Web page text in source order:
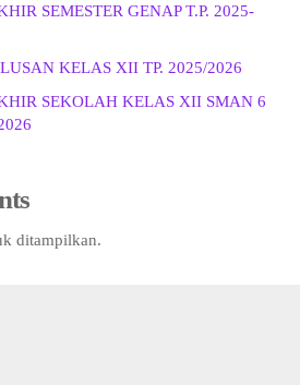
SEMESTER GENAP T.P. 2025-
KELAS XII TP. 2025/2026
SEKOLAH KELAS XII SMAN 6
ditampilkan.